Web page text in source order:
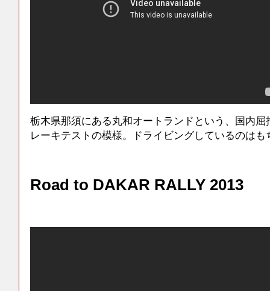
栃木県那須にある丸和オートランドという、国内
レーキテストの模様。ドライビングしているのはも
Road to DAKAR RALLY 2013